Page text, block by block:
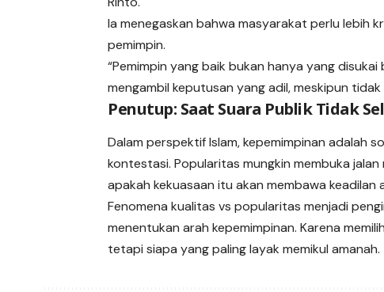
Ia menegaskan bahwa masyarakat perlu lebih
pemimpin.
“Pemimpin yang baik bukan hanya yang
mengambil keputusan yang adil, meskipun
Penutup: Saat Suara Publik Tidak
Dalam perspektif Islam, kepemimpinan adalah
kontestasi. Popularitas mungkin membuka
apakah kekuasaan itu akan membawa keadilan
Fenomena kualitas vs popularitas menjadi
menentukan arah kepemimpinan. Karena
tetapi siapa yang paling layak memikul amanah.